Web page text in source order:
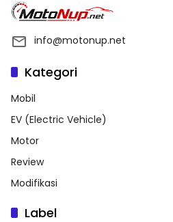
info@motonup.net
Kategori
Mobil
EV (Electric Vehicle)
Motor
Review
Modifikasi
Label